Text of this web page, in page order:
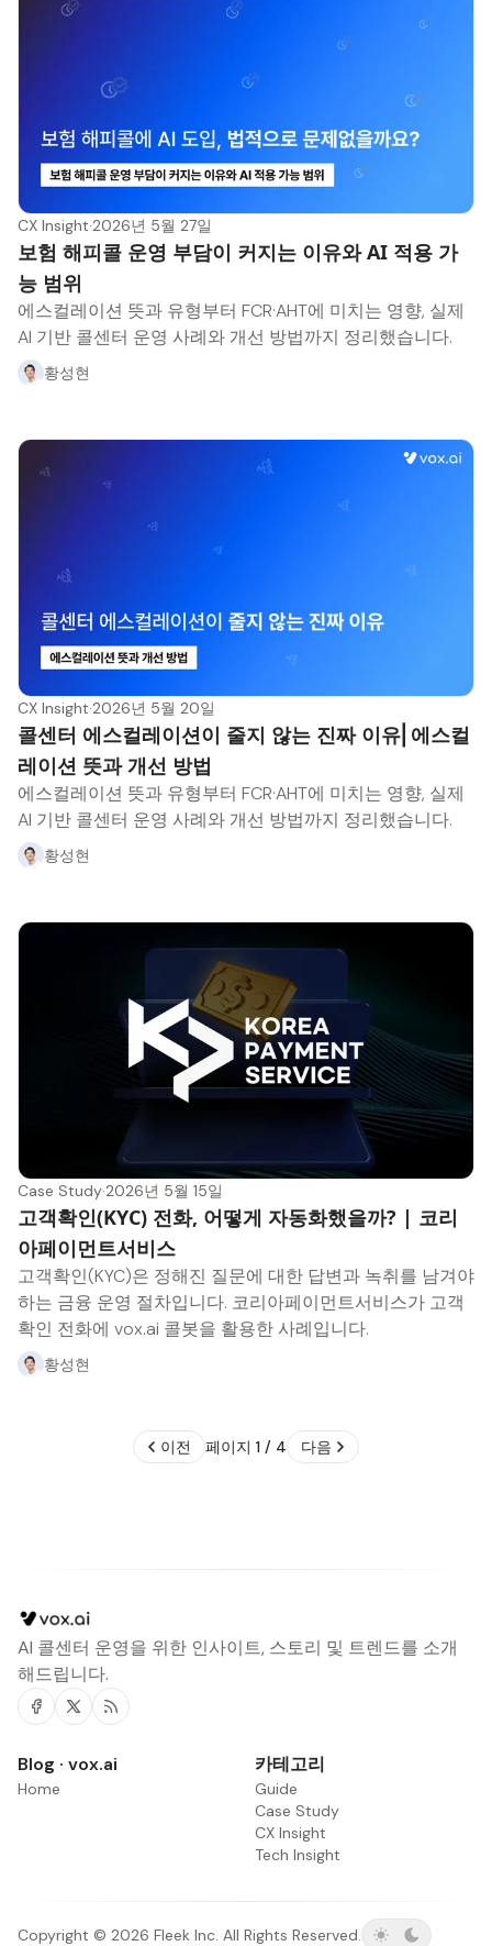
CX Insight·2026년 5월 27일
보험 해피콜 운영 부담이 커지는 이유와 AI 적용 가
능 범위
에스컬레이션 뜻과 유형부터 FCR·AHT에 미치는 영향, 실제
AI 기반 콜센터 운영 사례와 개선 방법까지 정리했습니다.
황성현
CX Insight·2026년 5월 20일
콜센터 에스컬레이션이 줄지 않는 진짜 이유⎜에스컬
레이션 뜻과 개선 방법
에스컬레이션 뜻과 유형부터 FCR·AHT에 미치는 영향, 실제
AI 기반 콜센터 운영 사례와 개선 방법까지 정리했습니다.
황성현
Case Study·2026년 5월 15일
고객확인(KYC) 전화, 어떻게 자동화했을까? | 코리
아페이먼트서비스
고객확인(KYC)은 정해진 질문에 대한 답변과 녹취를 남겨야
하는 금융 운영 절차입니다. 코리아페이먼트서비스가 고객
확인 전화에 vox.ai 콜봇을 활용한 사례입니다.
황성현
이전 페이지 1 / 4 다음
AI 콜센터 운영을 위한 인사이트, 스토리 및 트렌드를 소개
해드립니다.
Facebook
Twitter
RSS
Blog · vox.ai
Home
카테고리
Guide
Case Study
CX Insight
Tech Insight
Copyright © 2026 Fleek Inc. All Rights Reserved.